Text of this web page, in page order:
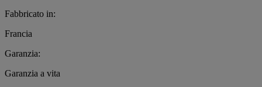
Fabbricato in:
Francia
Garanzia:
Garanzia a vita